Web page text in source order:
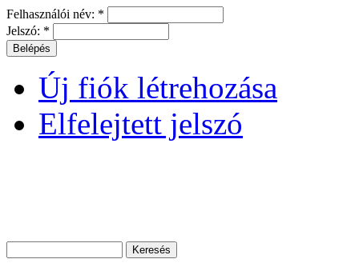
Felhasználói név: *
Jelszó: *
Új fiók létrehozása
Elfelejtett jelszó